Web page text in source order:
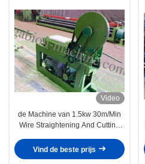
Video
de Machine van 1.5kw 30m/Min
Wire Straightening And Cutting
Vind de beste prijs